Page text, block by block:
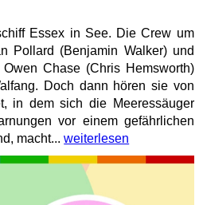
Essex in See. Die Crew um
Pollard (Benjamin Walker) und
Chase (Chris Hemsworth)
Doch dann hören sie von
in dem sich die Meeressäuger
vor einem gefährlichen
macht...weiterlesen